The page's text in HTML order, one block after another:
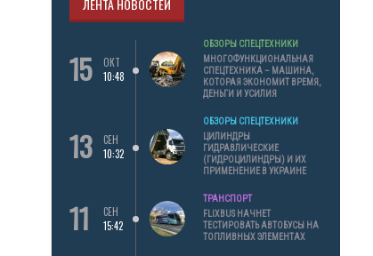
ЛЕНТА НОВОСТЕЙ
15
ОКТ
10:48
ОБЗОРЫ СПЕЦТЕХНИКИ
МНОГОФУНКЦИОНАЛЬНАЯ
СПЕЦТЕХНИКА – МАШИНА,
КОТОРАЯ ЭКОНОМИТ ВРЕМЯ,
ДЕНЬГИ И УСИЛИЯ
13
СЕН
10:32
ОБЗОРЫ СПЕЦТЕХНИКИ
ЦИЛИНДРЫ
ГИДРАВЛИЧЕСКИЕ
(ГИДРОЦИЛИНДРЫ) И ИХ
ПРИМЕНЕНИЕ В УКРАИНЕ
11
СЕН
15:42
ТРАНСПОРТ
FLIXBUS НАЧНЕТ
ТЕСТИРОВАТЬ АВТОБУСЫ НА
ТОПЛИВНЫХ ЭЛЕМЕНТАХ